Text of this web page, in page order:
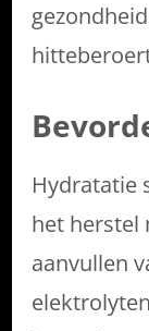
Hydratatie
het herstel
aanvullen